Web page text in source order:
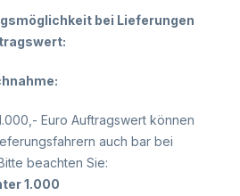
bei Lieferungen
Euro Auftragswert können
auch bar bei
beachten Sie:
1.000